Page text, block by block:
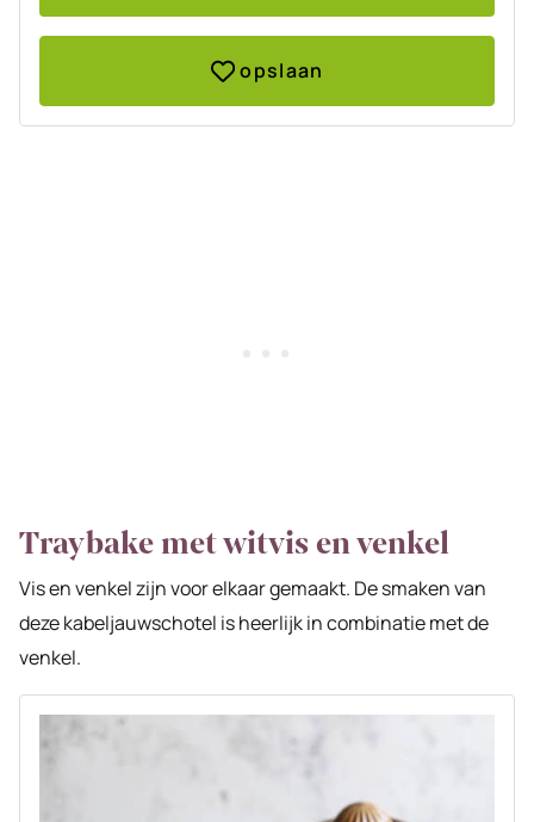
opslaan
Traybake met witvis en venkel
Vis en venkel zijn voor elkaar gemaakt. De smaken van
deze kabeljauwschotel is heerlijk in combinatie met de
venkel.